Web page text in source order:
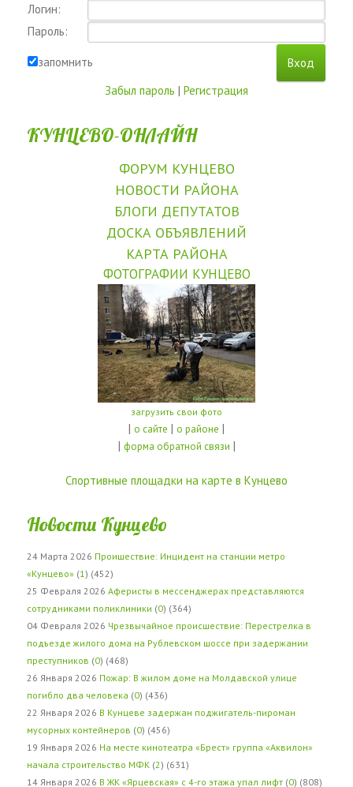
Логин:
Пароль:
запомнить
Забыл пароль | Регистрация
КУНЦЕВО-ОНЛАЙН
ФОРУМ КУНЦЕВО
НОВОСТИ РАЙОНА
БЛОГИ ДЕПУТАТОВ
ДОСКА ОБЪЯВЛЕНИЙ
КАРТА РАЙОНА
ФОТОГРАФИИ КУНЦЕВО
загрузить свои фото
| о сайте | о районе |
| форма обратной связи |
Спортивные площадки на карте в Кунцево
Новости Кунцево
24 Марта 2026 Проишествие: Инцидент на станции метро
«Кунцево» (1 ) (452)
25 Февраля 2026 Аферисты в мессенджерах представляются
сотрудниками поликлиники (0) (364)
04 Февраля 2026 Чрезвычайное происшествие: Перестрелка в
подъезде жилого дома на Рублевском шоссе при задержании
преступников (0) (468)
26 Января 2026 Пожар: В жилом доме на Молдавской улице
погибло два человека (0) (436)
22 Января 2026 В Кунцеве задержан поджигатель-пироман
мусорных контейнеров (0) (456)
19 Января 2026 На месте кинотеатра «Брест» группа «Аквилон»
начала строительство МФК (2) (631)
14 Января 2026 В ЖК «Ярцевская» с 4-го этажа упал лифт (0) (808)